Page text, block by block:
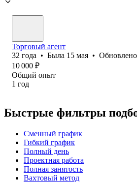
Торговый агент
32 года • Была 15 мая • Обновлено
10 000 ₽
Общий опыт
1 год
Быстрые фильтры
Сменный график
Гибкий график
Полный день
Проектная работа
Полная занятость
Вахтовый метод